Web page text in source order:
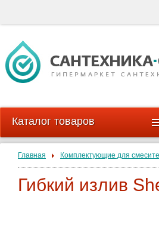
Каталог товаров
Главная Комплектующие для
Гибкий излив